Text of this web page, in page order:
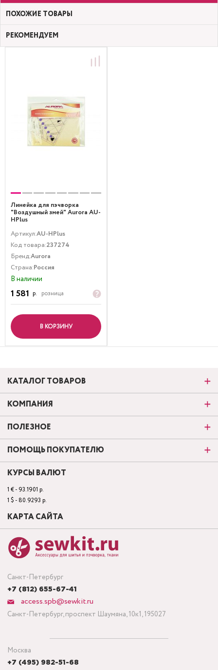
ПОХОЖИЕ ТОВАРЫ
РЕКОМЕНДУЕМ
Линейка для пэчворка
"Воздушный змей" Aurora AU-
HPlus
Артикул:AU-HPlus
Код товара:237274
Бренд:Aurora
Страна:Россия
В наличии
1 581 р. розница
В КОРЗИНУ
Санкт-Петербург
+7 (812) 655-67-41
access.spb@sewkit.ru
Санкт-Петербург, проспект Шаумяна, 10к1, 195027
Москва
+7 (495) 982-51-68
КАТАЛОГ ТОВАРОВ
КОМПАНИЯ
ПОЛЕЗНОЕ
ПОМОЩЬ ПОКУПАТЕЛЮ
КУРСЫ ВАЛЮТ
1 € - 93.1901 р.
1 $ - 80.9293 р.
КАРТА САЙТА